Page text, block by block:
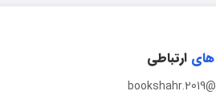
های ارتباطی